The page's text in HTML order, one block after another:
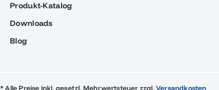
Produkt-Katalog
Downloads
Blog
* Alle Preise inkl. gesetzl. Mehrwertsteuer zzgl.Versandkosten